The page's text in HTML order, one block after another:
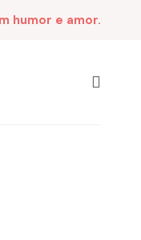
humor e amor.